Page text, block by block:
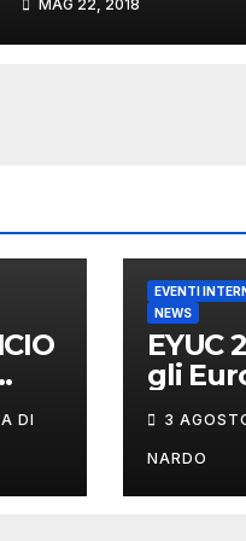
MAG 22, 2018
DI
EVENTI
NEWS
EYUC
gli
3
NARDO